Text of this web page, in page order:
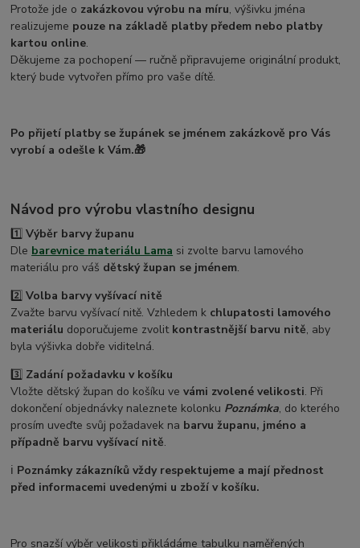
Protože jde o zakázkovou výrobu na míru, výšivku jména
realizujeme pouze na základě platby předem nebo platby
kartou online.
Děkujeme za pochopení — ručně připravujeme originální produkt,
který bude vytvořen přímo pro vaše dítě.
Po přijetí platby se župánek se jménem zakázkově pro Vás
vyrobí a odešle k Vám.🎁
Návod pro výrobu vlastního designu
1️⃣Výběr barvy županu
Dle barevnice materiálu Lama si zvolte barvu lamového
materiálu pro váš dětský župan se jménem.
2️⃣Volba barvy vyšívací nitě
Zvažte barvu vyšívací nitě. Vzhledem k chlupatosti lamového
materiálu doporučujeme zvolit kontrastnější barvu nitě, aby
byla výšivka dobře viditelná.
3️⃣ Zadání požadavku v košíku
Vložte dětský župan do košíku vevámi zvolené velikosti. Při
dokončení objednávky naleznete kolonku Poznámka, do kterého
prosím uveďte svůj požadavek na barvu županu, jméno a
případně barvu vyšívací nitě.
ℹ️ Poznámky zákazníků vždy respektujeme a mají přednost
před informacemi uvedenými u zboží v košíku.
Pro snazší výběr velikosti přikládáme tabulku naměřených